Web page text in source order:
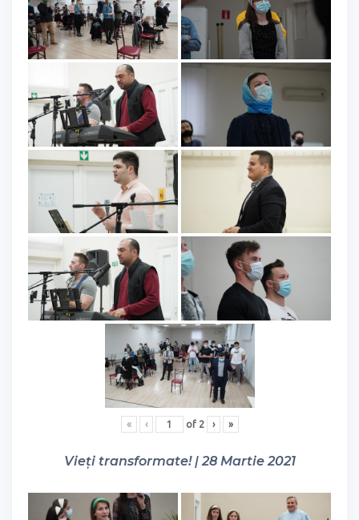
« ‹ of 2 › »
Vieți transformate! | 28 Martie 2021